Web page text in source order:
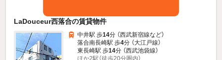
LaDouceur西落合の賃貸物件
中井駅 歩14分 （西武新宿線など）
落合南長崎駅 歩4分 （大江戸線）
東長崎駅 歩14分 （西武池袋線）
ほか2駅（徒歩20分圏内）